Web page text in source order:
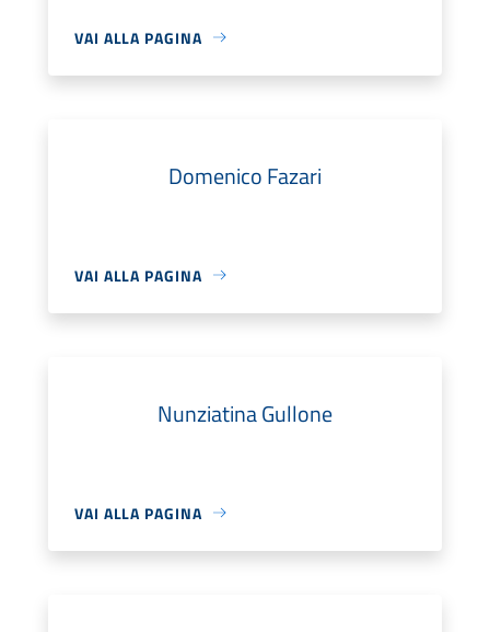
VAI ALLA PAGINA
Domenico Fazari
VAI ALLA PAGINA
Nunziatina Gullone
VAI ALLA PAGINA